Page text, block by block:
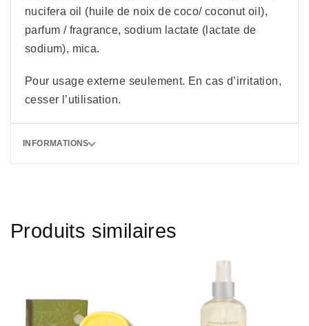
nucifera oil (huile de noix de coco/ coconut oil),
parfum / fragrance, sodium lactate (lactate de
sodium), mica.
Pour usage externe seulement. En cas d’irritation,
cesser l’utilisation.
INFORMATIONS
Produits similaires